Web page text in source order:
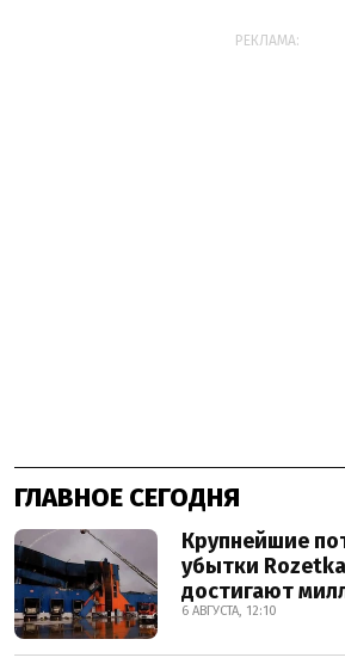
РЕКЛАМА:
ГЛАВНОЕ СЕГОДНЯ
Крупнейшие
убытки
достигают
6 АВГУСТА, 12:10